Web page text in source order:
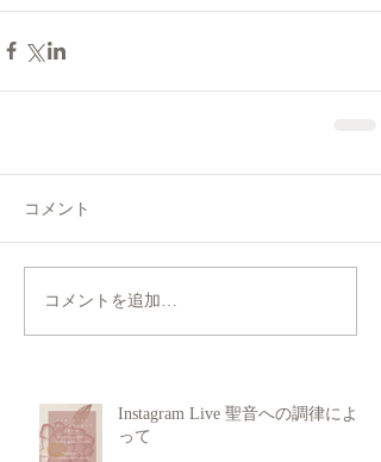
コメント
コメントを追加…
Instagram Live 聖音への調律によ
って